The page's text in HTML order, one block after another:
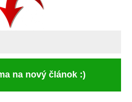
na nový článok :)